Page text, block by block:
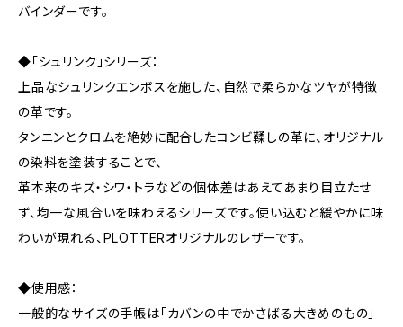
バインダーです。
◆「シュリンク」シリーズ：
上品なシュリンクエンボスを施した、自然で柔らかなツヤが特徴
の革です。
タンニンとクロムを絶妙に配合したコンビ鞣しの革に、オリジナル
の染料を塗装することで、
革本来のキズ・シワ・トラなどの個体差はあえてあまり目立たせ
ず、均一な風合いを味わえるシリーズです。使い込むと緩やかに味
わいが現れる、PLOTTERオリジナルのレザーです。
◆使用感：
一般的なサイズの手帳は「カバンの中でかさばる大きめのもの」